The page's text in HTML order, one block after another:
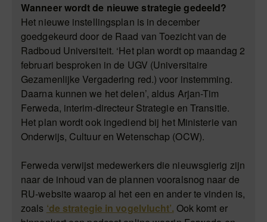
Wanneer wordt de nieuwe strategie gedeeld?
Het nieuwe instellingsplan is in december
goedgekeurd door de Raad van Toezicht van de
Radboud Universiteit. ‘Het plan wordt op maandag 2
februari besproken in de UGV (Universitaire
Gezamenlijke Vergadering red.) voor instemming.
Daarna kunnen we het delen’, aldus Arjan-Tim
Ferweda, interim-directeur Strategie en Transitie.
Het plan wordt ook ingediend bij het Ministerie van
Onderwijs, Cultuur en Wetenschap (OCW).
Ferweda verwijst medewerkers die nieuwsgierig zijn
naar de inhoud van de plannen vooralsnog naar de
RU-website waarop al het een en ander te vinden is,
zoals ‘de strategie in vogelvlucht’. Ook komt er